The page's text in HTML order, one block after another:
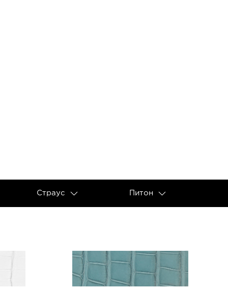
Страус Питон